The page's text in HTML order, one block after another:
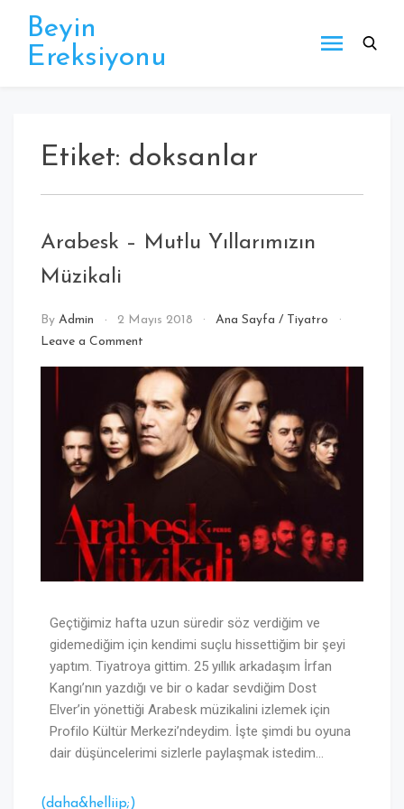
Beyin
Ereksiyonu
Etiket: doksanlar
Arabesk – Mutlu Yıllarımızın
Müzikali
By Admin 2 Mayıs 2018 Ana Sayfa / Tiyatro
Leave a Comment
Geçtiğimiz hafta uzun süredir söz verdiğim ve
gidemediğim için kendimi suçlu hissettiğim bir şeyi
yaptım. Tiyatroya gittim. 25 yıllık arkadaşım İrfan
Kangı’nın yazdığı ve bir o kadar sevdiğim Dost
Elver’in yönettiği Arabesk müzikalini izlemek için
Profilo Kültür Merkezi’ndeydim. İşte şimdi bu oyuna
dair düşüncelerimi sizlerle paylaşmak istedim…
(daha&helliip;)